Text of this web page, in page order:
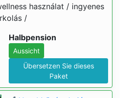
használat / ingyenes
/
Halbpension
Aussicht
Übersetzen Sie dieses
Paket